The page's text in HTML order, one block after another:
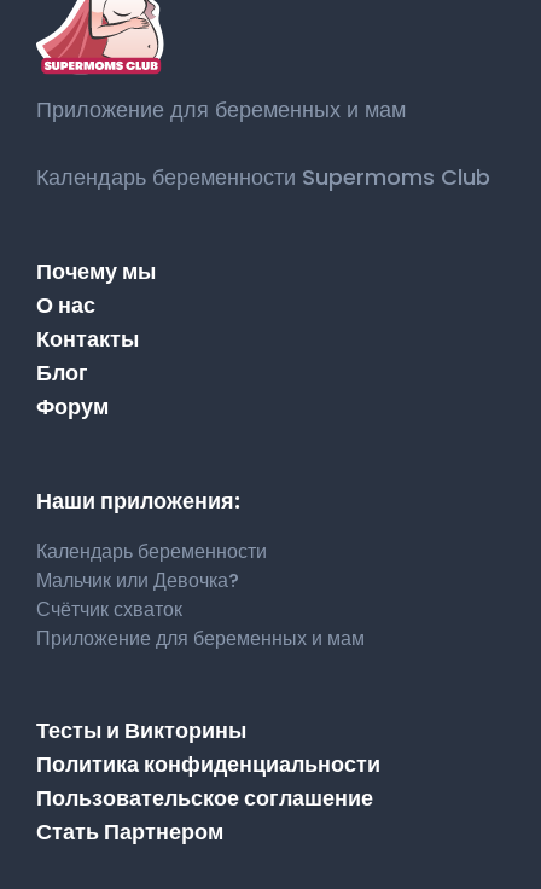
Приложение для беременных и мам
Календарь беременности Supermoms Club
Почему мы
О нас
Контакты
Блог
Форум
Наши приложения:
Календарь беременности
Мальчик или Девочка?
Счётчик схваток
Приложение для беременных и мам
Тесты и Викторины
Политика конфиденциальности
Пользовательское соглашение
Стать Партнером